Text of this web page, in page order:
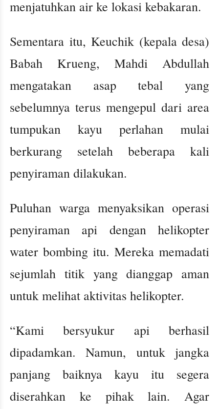
menjatuhkan air ke lokasi kebakaran.
Sementara itu, Keuchik (kepala desa)
Babah Krueng, Mahdi Abdullah
mengatakan asap tebal yang
sebelumnya terus mengepul dari area
tumpukan kayu perlahan mulai
berkurang setelah beberapa kali
penyiraman dilakukan.
Puluhan warga menyaksikan operasi
penyiraman api dengan helikopter
water bombing itu. Mereka memadati
sejumlah titik yang dianggap aman
untuk melihat aktivitas helikopter.
“Kami bersyukur api berhasil
dipadamkan. Namun, untuk jangka
panjang baiknya kayu itu segera
diserahkan ke pihak lain. Agar